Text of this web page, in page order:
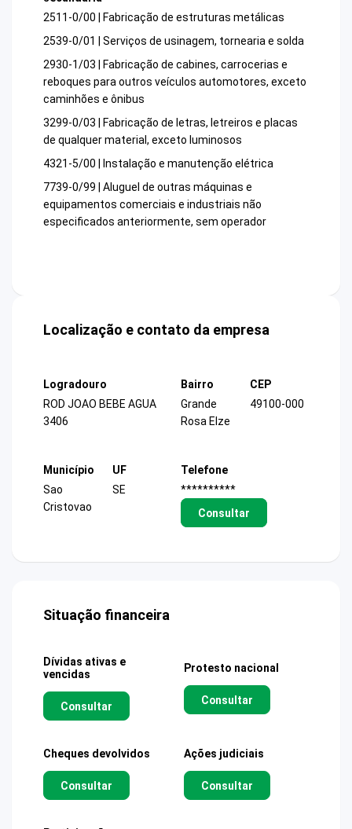
2511-0/00 | Fabricação de estruturas metálicas
2539-0/01 | Serviços de usinagem, tornearia e solda
2930-1/03 | Fabricação de cabines, carrocerias e
reboques para outros veículos automotores, exceto
caminhões e ônibus
3299-0/03 | Fabricação de letras, letreiros e placas
de qualquer material, exceto luminosos
4321-5/00 | Instalação e manutenção elétrica
7739-0/99 | Aluguel de outras máquinas e
equipamentos comerciais e industriais não
especificados anteriormente, sem operador
Localização e contato da empresa
Logradouro
ROD JOAO BEBE AGUA
3406
Bairro
Grande
Rosa Elze
CEP
49100-000
Município
Sao
Cristovao
UF
SE
Telefone
**********
Consultar
Situação financeira
Dívidas ativas e
vencidas
Consultar
Protesto nacional
Consultar
Cheques devolvidos
Consultar
Ações judiciais
Consultar